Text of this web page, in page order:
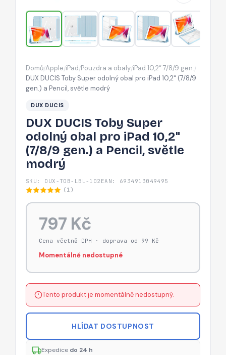
pro
iPad
10,2"
(7/8/9
a
Domů/Apple/iPad/Pouzdra a obaly/iPad 10,2“ 7/8/9 gen./
DUX DUCIS Toby Super odolný obal pro iPad 10,2" (7/8/9
gen.) a Pencil, světle modrý
DUX DUCIS
DUX DUCIS Toby Super
odolný obal pro iPad 10,2"
(7/8/9 gen.) a Pencil, světle
modrý
SKU: DUX-TOB-LBL-102 EAN: 6934913049495
(1)
797 Kč
Cena včetně DPH · doprava od 99 Kč
Momentálně nedostupné
Tento produkt je momentálně nedostupný.
HLÍDAT DOSTUPNOST
Expedice do 24 h